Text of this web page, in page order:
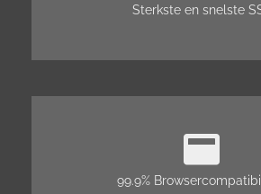
Sterkste en snelste
99.9%